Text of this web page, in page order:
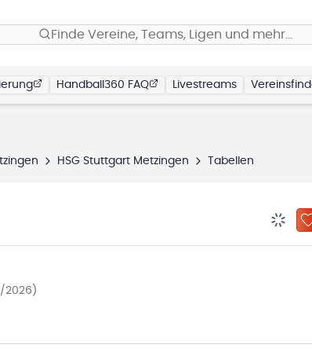
Finde Vereine, Teams, Ligen und mehr…
Handball360 FAQ Livestreams
HSG Stuttgart Metzingen Tabellen
2026)